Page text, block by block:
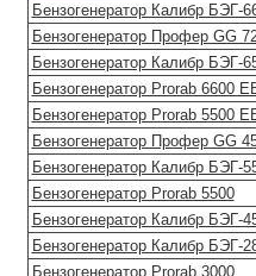
Бензогенератор Калибр БЭГ-
Бензогенератор Профер GG
Бензогенератор Калибр БЭГ-
Бензогенератор Prorab 6600
Бензогенератор Prorab 5500
Бензогенератор Профер GG
Бензогенератор Калибр БЭГ-
Бензогенератор Prorab 5500
Бензогенератор Калибр БЭГ-
Бензогенератор Калибр БЭГ-
Бензогенератор Prorab 3000